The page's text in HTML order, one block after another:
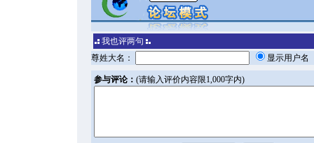
我也评两句
尊姓大名：
显示用户
参与评论： (请输入评价内容限1,000字内)